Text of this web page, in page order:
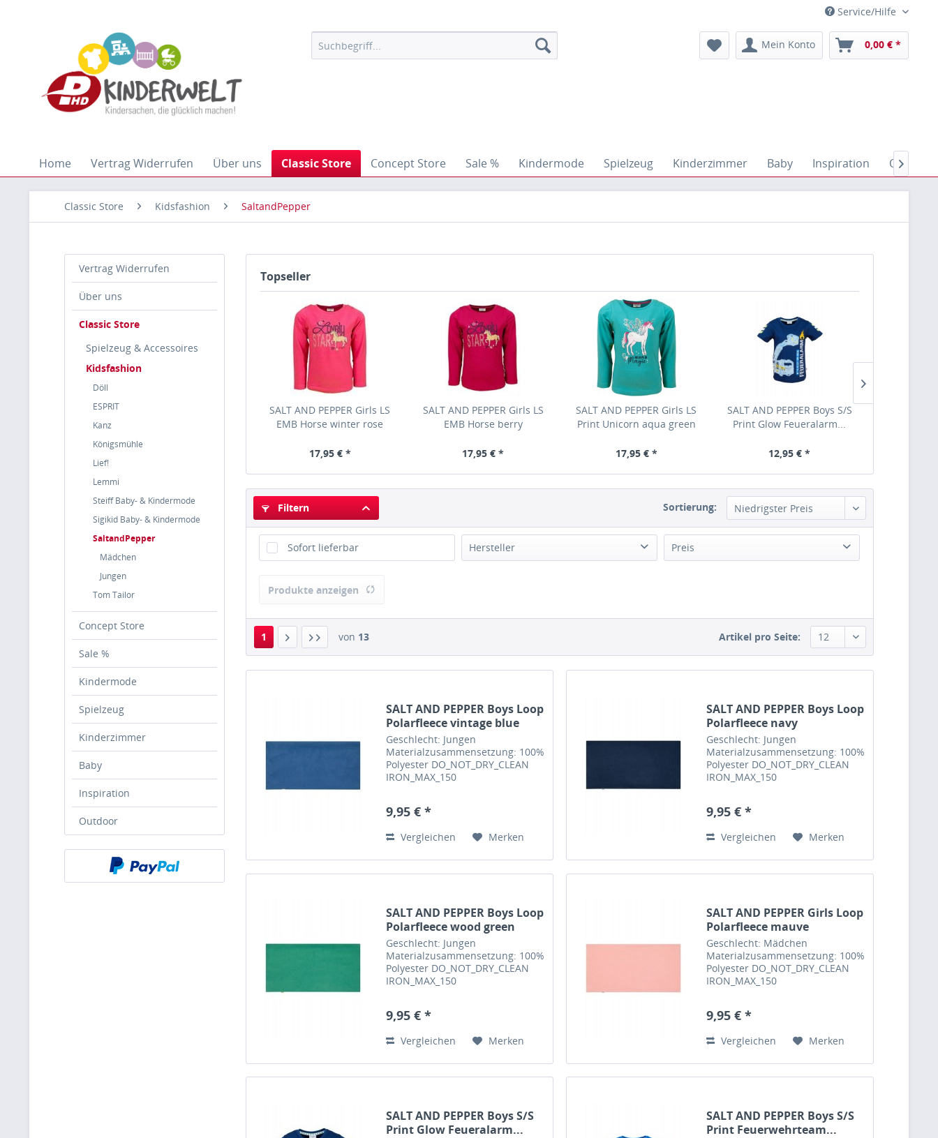
Service/Hilfe
Mein Konto 0,00 € *
Home Vertrag Widerrufen Über uns Classic Store Concept Store Sale % Kindermode Spielzeug Kinderzimmer Baby Inspiration Outdoor

Classic Store Kidsfashion SaltandPepper
Vertrag Widerrufen
Über uns
Classic Store
Spielzeug & Accessoires
Kidsfashion
Döll
ESPRIT
Kanz
Königsmühle
Lief!
Lemmi
Steiff Baby- & Kindermode
Sigikid Baby- & Kindermode
SaltandPepper
Mädchen
Jungen
Tom Tailor
Concept Store
Sale %
Kindermode
Spielzeug
Kinderzimmer
Baby
Inspiration
Outdoor
Topseller
SALT AND PEPPER Girls LS
EMB Horse winter rose
17,95 € *
SALT AND PEPPER Girls LS
EMB Horse berry
17,95 € *
SALT AND PEPPER Girls LS
Print Unicorn aqua green
17,95 € *
SALT AND PEPPER Boys S/S
Print Glow Feueralarm...
12,95 € *
Filtern Sortierung:
Sofort lieferbar Hersteller Preis
Produkte anzeigen
1 von 13 Artikel pro Seite:
SALT AND PEPPER Boys Loop
Polarfleece vintage blue
Geschlecht: Jungen
Materialzusammensetzung: 100%
Polyester DO_NOT_DRY_CLEAN
IRON_MAX_150
Feinwaschmittel verwenden, mit
auf links waschen und bügeln...
9,95 € *
Vergleichen Merken
SALT AND PEPPER Boys Loop
Polarfleece navy
Geschlecht: Jungen
Materialzusammensetzung: 100%
Polyester DO_NOT_DRY_CLEAN
IRON_MAX_150
Feinwaschmittel verwenden, mit
auf links waschen und bügeln...
9,95 € *
Vergleichen Merken
SALT AND PEPPER Boys Loop
Polarfleece wood green
Geschlecht: Jungen
Materialzusammensetzung: 100%
Polyester DO_NOT_DRY_CLEAN
IRON_MAX_150
Feinwaschmittel verwenden, mit
auf links waschen und bügeln...
9,95 € *
Vergleichen Merken
SALT AND PEPPER Girls Loop
Polarfleece mauve
Geschlecht: Mädchen
Materialzusammensetzung: 100%
Polyester DO_NOT_DRY_CLEAN
IRON_MAX_150
Feinwaschmittel verwenden, mit
auf links waschen und bügeln...
9,95 € *
Vergleichen Merken
SALT AND PEPPER Boys S/S
Print Glow Feueralarm...
SALT AND PEPPER Boys S/S
Print Feuerwehrteam...